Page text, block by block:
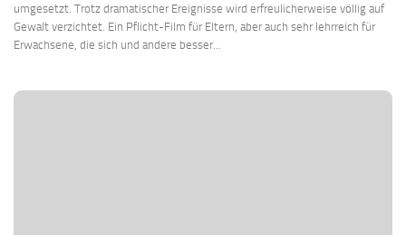
umgesetzt. Trotz dramatischer Ereignisse wird erfreulicherweise völlig auf
Gewalt verzichtet. Ein Pflicht-Film für Eltern, aber auch sehr lehrreich für
Erwachsene, die sich und andere besser...